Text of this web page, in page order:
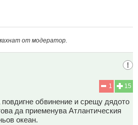
от модератор.
15
1
обвинение и срещу дядото
да приеменува Атлантическия
океан.